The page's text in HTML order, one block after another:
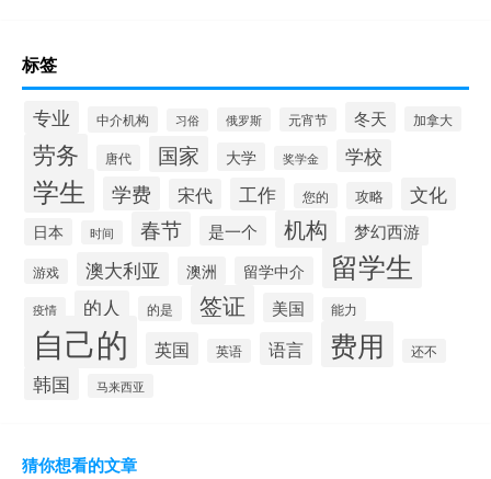
标签
专业 中介机构 习俗 俄罗斯 元宵节 冬天 加拿大
劳务 唐代 国家 大学 奖学金 学校
学生 学费 宋代 工作 您的 攻略 文化
日本 时间 春节 是一个 机构 梦幻西游
游戏 澳大利亚 澳洲 留学中介 留学生
疫情 的人 的是 签证 美国 能力
自己的 英国 英语 语言 费用 还不
韩国 马来西亚
猜你想看的文章